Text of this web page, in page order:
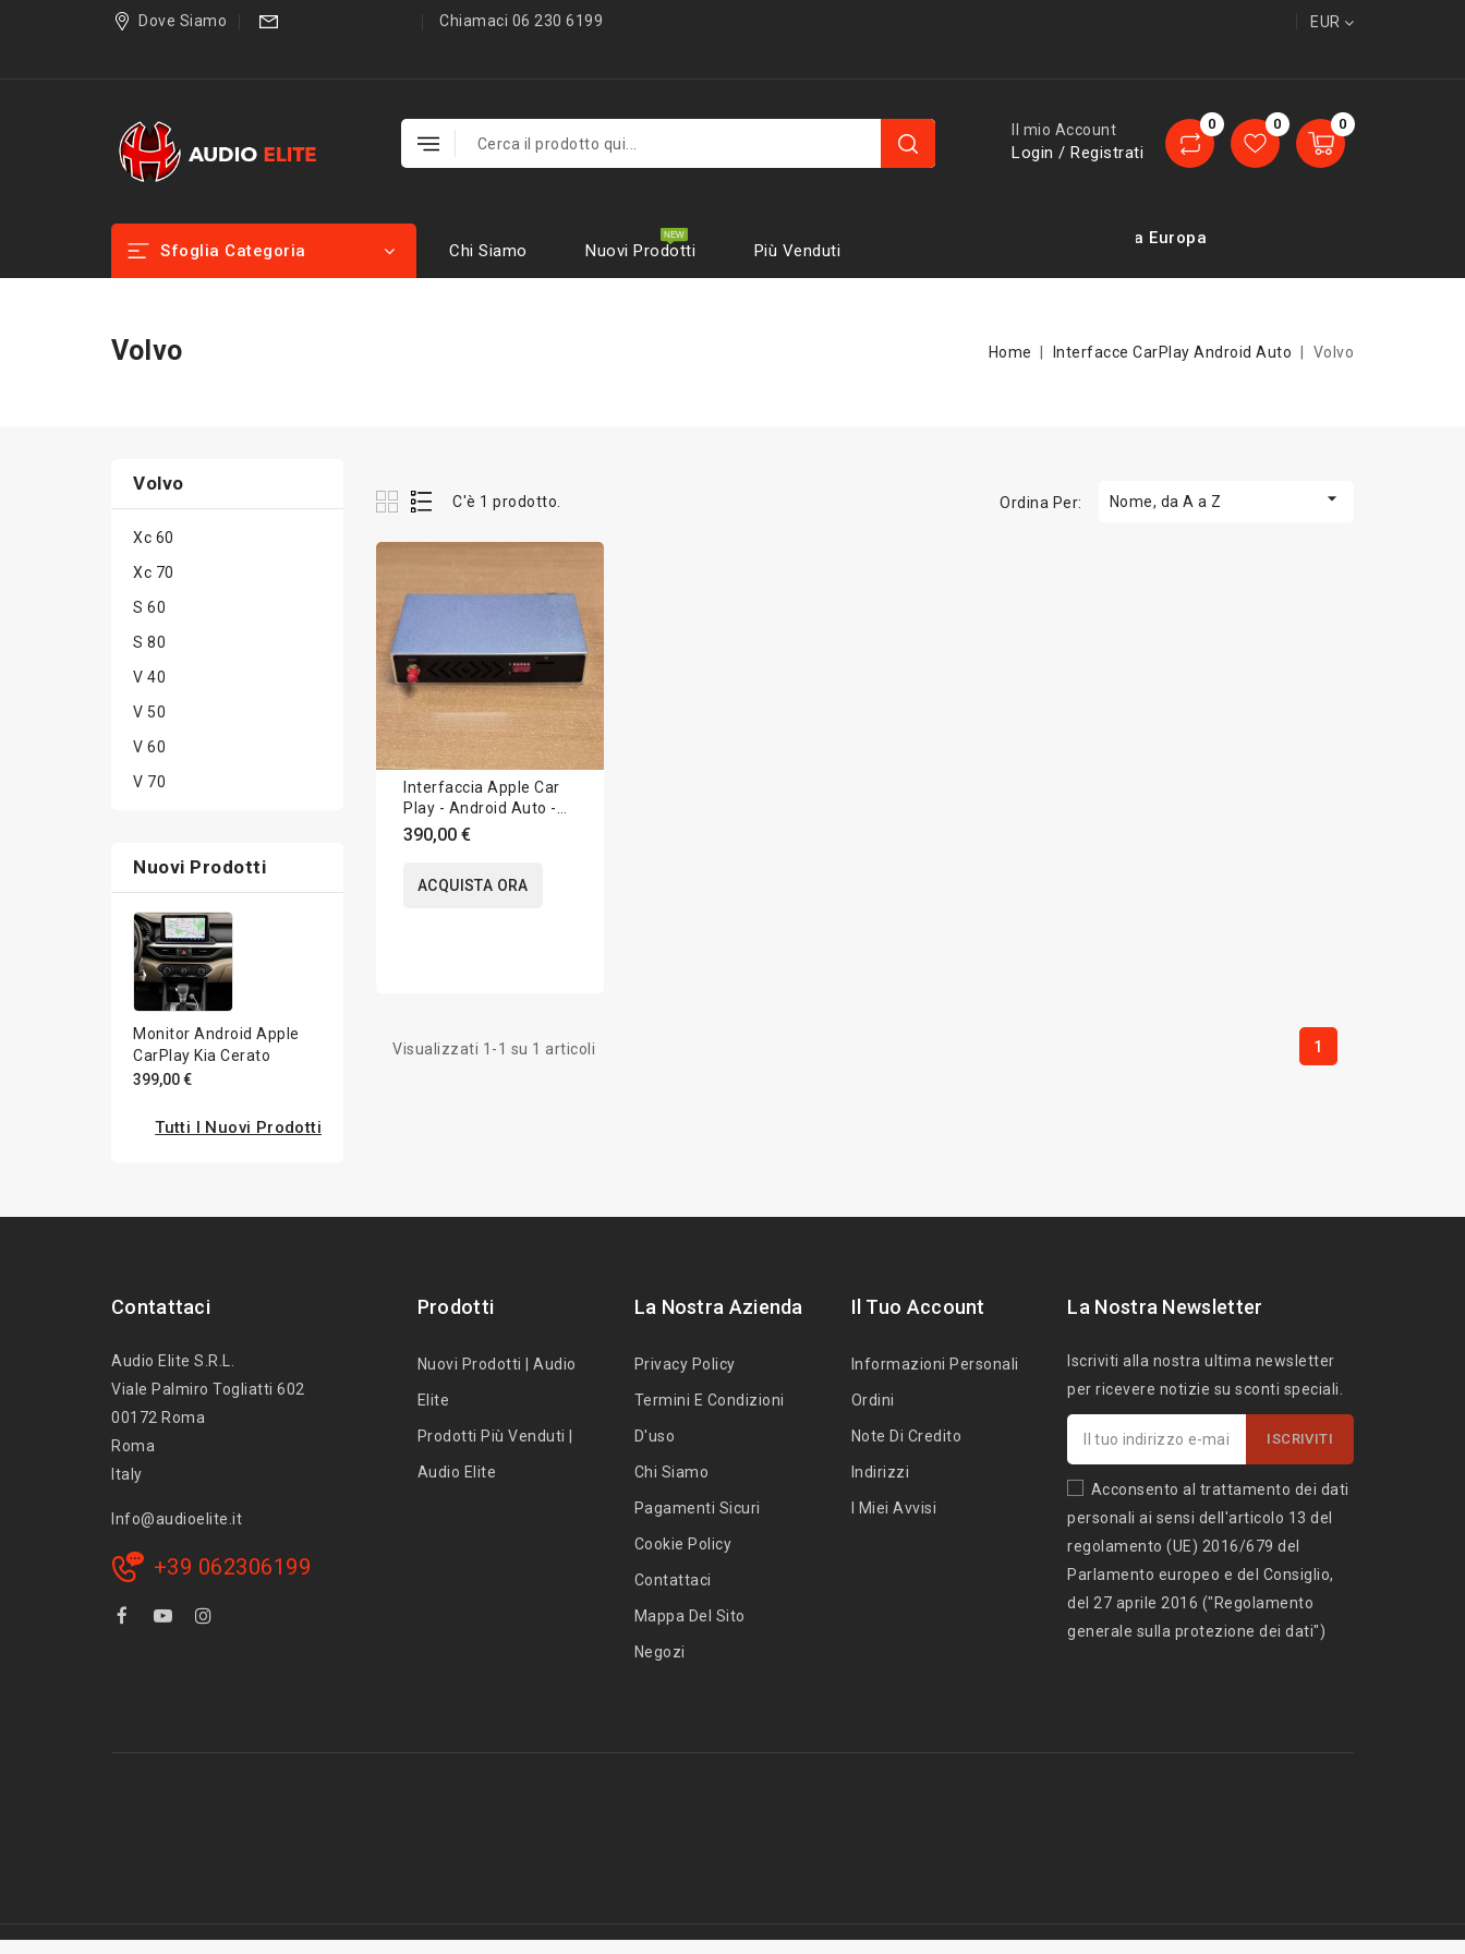
Dove Siamo
Chiamaci 06 230 6199 EUR
0
0
0
Il mio Account
Login / Registrati
Sfoglia Categoria Chi Siamo Nuovi Prodotti Più Venduti
Consegne in tutta Europa
Volvo Home Interfacce CarPlay Android Auto Volvo
Volvo
Xc 60
Xc 70
S 60
S 80
V 40
V 50
V 60
V 70
Nuovi Prodotti
Monitor Android Apple
CarPlay Kia Cerato
399,00 €
Tutti I Nuovi Prodotti
C'è 1 prodotto. Ordina Per: Nome, da A a Z 
Interfaccia Apple Car
Play - Android Auto -
Volvo
390,00 €
ACQUISTA ORA
Visualizzati 1-1 su 1 articoli 1
Contattaci
Audio Elite S.r.l.
Viale Palmiro Togliatti 602
00172 Roma
Roma
Italy
Info@audioelite.it
+39 062306199
Prodotti
Nuovi Prodotti | Audio
Elite
Prodotti Più Venduti |
Audio Elite
La Nostra Azienda
Privacy Policy
Termini E Condizioni
D'uso
Chi Siamo
Pagamenti Sicuri
Cookie Policy
Contattaci
Mappa Del Sito
Negozi
Il Tuo Account
Informazioni Personali
Ordini
Note Di Credito
Indirizzi
I Miei Avvisi
La Nostra Newsletter
Iscriviti alla nostra ultima newsletter
per ricevere notizie su sconti speciali.
Acconsento al trattamento dei dati
personali ai sensi dell'articolo 13 del
regolamento (UE) 2016/679 del
Parlamento europeo e del Consiglio,
del 27 aprile 2016 ("Regolamento
generale sulla protezione dei dati")